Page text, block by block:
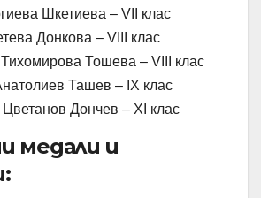
Шкетиева – VII клас
Донкова – VIII клас
Тошева – VIII клас
Ташев – IX клас
Дончев – XI клас
медали и